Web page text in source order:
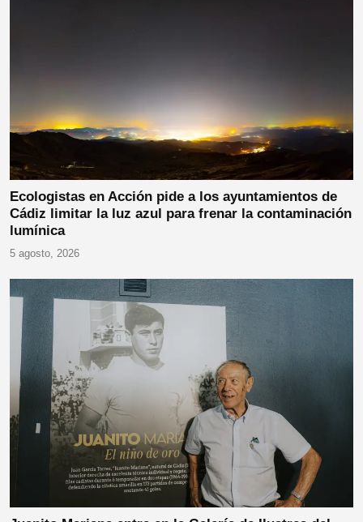
Ecologistas en Acción pide a los ayuntamientos de
Cádiz limitar la luz azul para frenar la contaminación
lumínica
5 agosto, 2026